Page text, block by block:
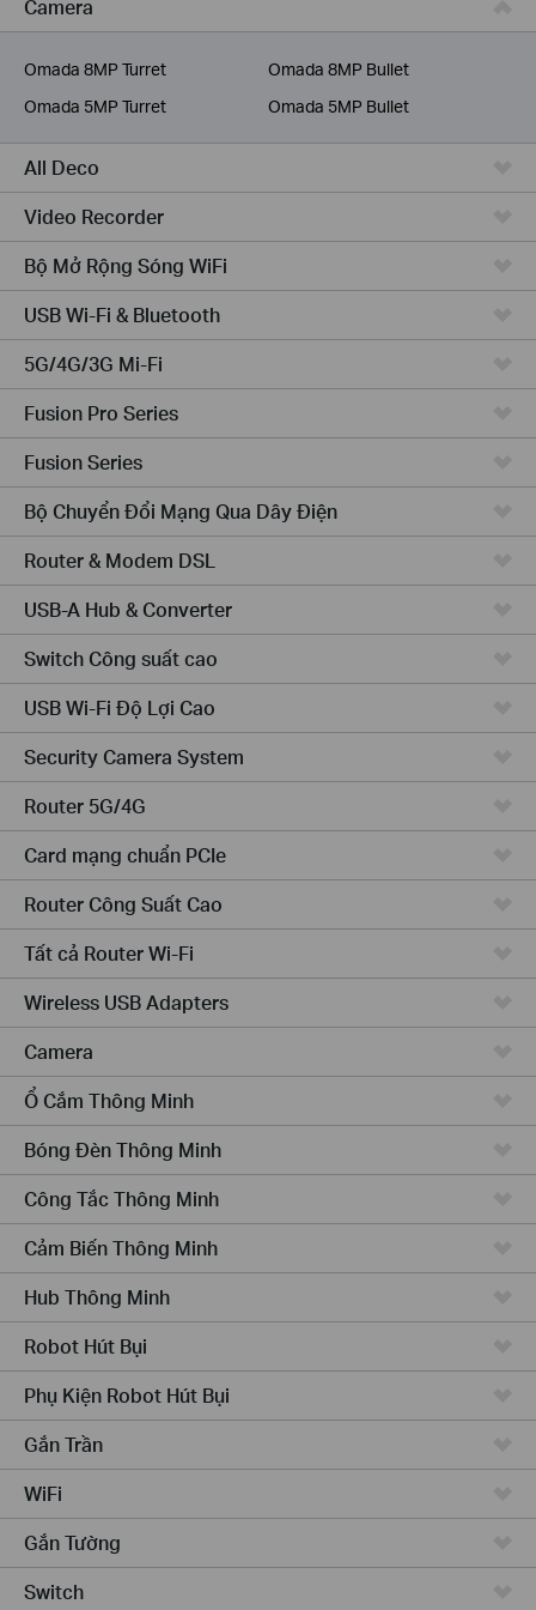
Dịch Vụ Viễn Thông
Camera
Omada 8MP Turret
Omada 8MP Bullet
Omada 5MP Turret
Omada 5MP Bullet
All Deco
Video Recorder
Bộ Mở Rộng Sóng WiFi
USB Wi-Fi & Bluetooth
5G/4G/3G Mi-Fi
Fusion Pro Series
Fusion Series
Bộ Chuyển Đổi Mạng Qua Dây Điện
Router & Modem DSL
USB-A Hub & Converter
Switch Công suất cao
USB Wi-Fi Độ Lợi Cao
Security Camera System
Router 5G/4G
Card mạng chuẩn PCIe
Router Công Suất Cao
Tất cả Router Wi-Fi
Wireless USB Adapters
Camera
Ổ Cắm Thông Minh
Bóng Đèn Thông Minh
Công Tắc Thông Minh
Cảm Biến Thông Minh
Hub Thông Minh
Robot Hút Bụi
Phụ Kiện Robot Hút Bụi
Gắn Trần
WiFi
Gắn Tường
Switch